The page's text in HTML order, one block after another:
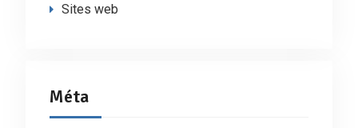
Sites web
Méta